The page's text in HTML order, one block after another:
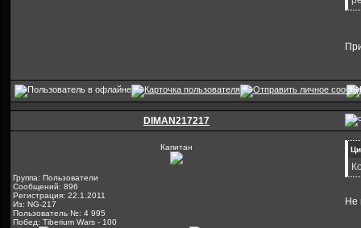
DIMAN217217
Капитан
Группа: Пользователи
Сообщений: 896
Регистрация: 22.1.2011
Из: NG-217
Пользователь №: 4 995
Побед: Tiberium Wars - 100
Не